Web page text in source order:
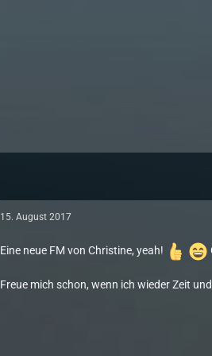
15. August 2017
Eine neue FM von Christine, yeah!
Freue mich schon, wenn ich wieder Zeit